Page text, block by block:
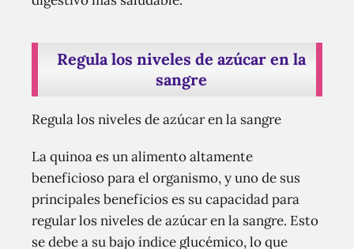
Regula los niveles de azúcar en la
sangre
Regula los niveles de azúcar en la sangre
La quinoa es un alimento altamente
beneficioso para el organismo, y uno de sus
principales beneficios es su capacidad para
regular los niveles de azúcar en la sangre. Esto
se debe a su bajo índice glucémico, lo que